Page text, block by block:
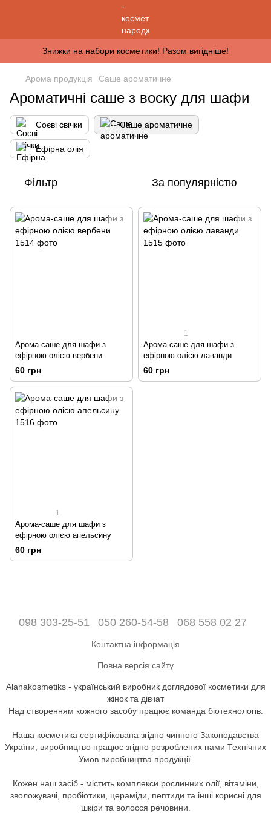
Знижки на набори косметики! Разом вигідніше!
Арома продукція Саше ароматичне
Ароматичні саше з воску для шафи
Соєві свічки Саше ароматичне
Ефірна олія
Фільтр За популярністю
Арома-саше для шафи з
ефірною олією вербени
60 грн
1
Арома-саше для шафи з
ефірною олією лаванди
60 грн
1
Арома-саше для шафи з
ефірною олією апельсину
60 грн
098 303-25-51 050 260-54-58 068 558 02 27
Контактна інформація
Повна версія сайту
Alanakosmetiks - український виробник доглядової косметики для
жінок та дівчат
Над створенням кожного засобу працює команда біотехнологів.
Наша косметика сертифікована згідно чинного Законодавства
України, виробництво працює згідно розроблених нами Технічних
Умов виробництва продукції.
Кожен наш засіб - містить комплекси рослинних олії, вітаміни,
зволожувачі, пробіотики, цераміди, пептиди та інші корисні для
шкіри та волосся речовини.